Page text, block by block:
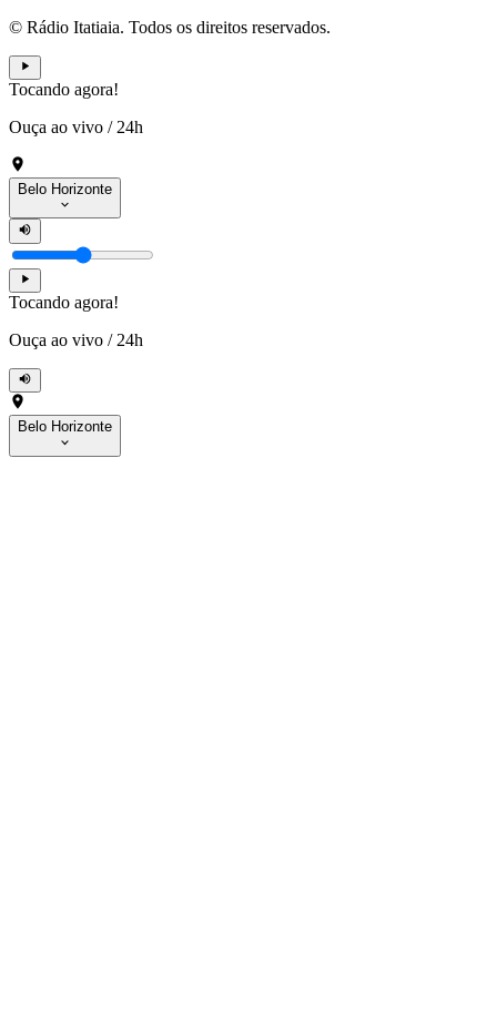
© Rádio Itatiaia. Todos os direitos reservados.
Tocando agora!
Ouça ao vivo / 24h
Belo Horizonte
Tocando agora!
Ouça ao vivo / 24h
Belo Horizonte